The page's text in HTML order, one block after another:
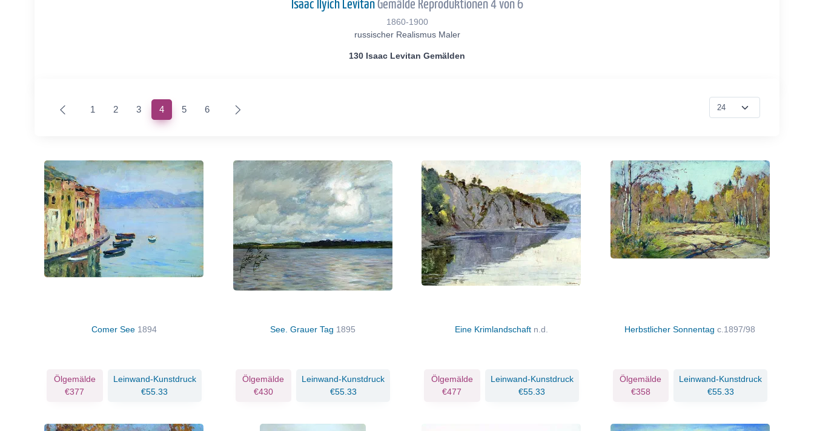
Isaac Ilyich LevitanGemälde Reproduktionen 4 von 6
1860-1900
russischer Realismus Maler
130 Isaac Levitan Gemälden
1 2 3 4(current)
5 6
Comer See 1894
Ölgemälde
€377
Leinwand-Kunstdruck
€55.33
See. Grauer Tag 1895
Ölgemälde
€430
Leinwand-Kunstdruck
€55.33
Eine Krimlandschaft n.d.
Ölgemälde
€477
Leinwand-Kunstdruck
€55.33
Herbstlicher Sonnentagc.1897/98
Ölgemälde
€358
Leinwand-Kunstdruck
€55.33